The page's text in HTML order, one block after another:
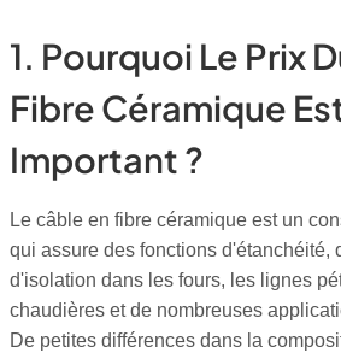
1. Pourquoi Le Prix
Fibre Céramique
Important ?
Le câble en fibre céramique est un
qui assure des fonctions d'étanchéité,
d'isolation dans les fours, les lignes
chaudières et de nombreuses
De petites différences dans la